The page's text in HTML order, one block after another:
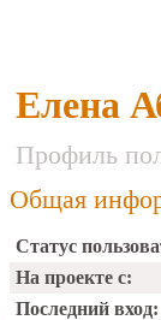
Елена
Профиль
Общая
Статус
На проекте с:
Последний вход: